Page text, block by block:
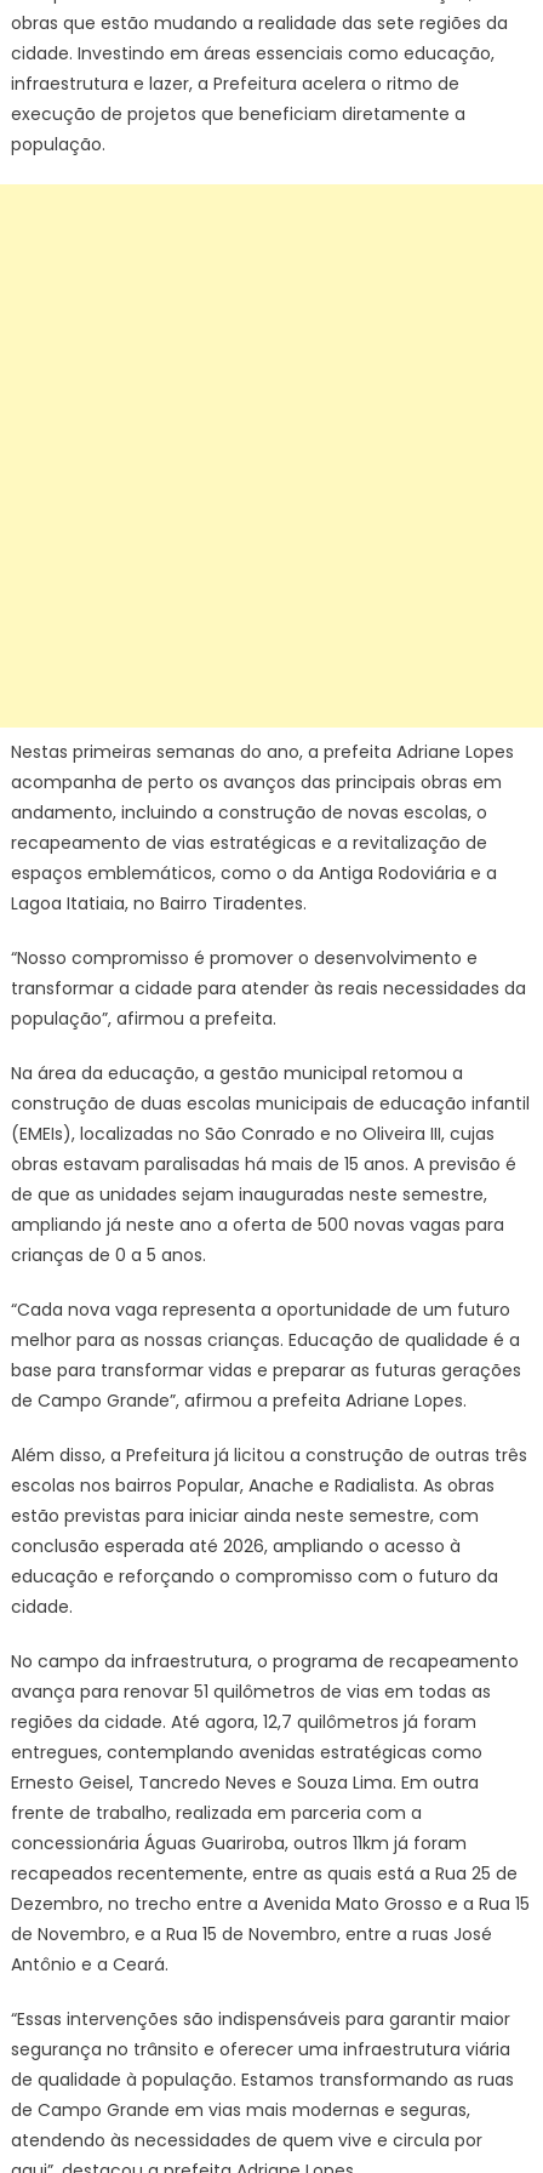
obras que estão mudando a realidade das sete regiões da
cidade. Investindo em áreas essenciais como educação,
infraestrutura e lazer, a Prefeitura acelera o ritmo de
execução de projetos que beneficiam diretamente a
população.
Nestas primeiras semanas do ano, a prefeita Adriane Lopes
acompanha de perto os avanços das principais obras em
andamento, incluindo a construção de novas escolas, o
recapeamento de vias estratégicas e a revitalização de
espaços emblemáticos, como o da Antiga Rodoviária e a
Lagoa Itatiaia, no Bairro Tiradentes.
“Nosso compromisso é promover o desenvolvimento e
transformar a cidade para atender às reais necessidades da
população”, afirmou a prefeita.
Na área da educação, a gestão municipal retomou a
construção de duas escolas municipais de educação infantil
(EMEIs), localizadas no São Conrado e no Oliveira III, cujas
obras estavam paralisadas há mais de 15 anos. A previsão é
de que as unidades sejam inauguradas neste semestre,
ampliando já neste ano a oferta de 500 novas vagas para
crianças de 0 a 5 anos.
“Cada nova vaga representa a oportunidade de um futuro
melhor para as nossas crianças. Educação de qualidade é a
base para transformar vidas e preparar as futuras gerações
de Campo Grande”, afirmou a prefeita Adriane Lopes.
Além disso, a Prefeitura já licitou a construção de outras três
escolas nos bairros Popular, Anache e Radialista. As obras
estão previstas para iniciar ainda neste semestre, com
conclusão esperada até 2026, ampliando o acesso à
educação e reforçando o compromisso com o futuro da
cidade.
No campo da infraestrutura, o programa de recapeamento
avança para renovar 51 quilômetros de vias em todas as
regiões da cidade. Até agora, 12,7 quilômetros já foram
entregues, contemplando avenidas estratégicas como
Ernesto Geisel, Tancredo Neves e Souza Lima. Em outra
frente de trabalho, realizada em parceria com a
concessionária Águas Guariroba, outros 11km já foram
recapeados recentemente, entre as quais está a Rua 25 de
Dezembro, no trecho entre a Avenida Mato Grosso e a Rua 15
de Novembro, e a Rua 15 de Novembro, entre a ruas José
Antônio e a Ceará.
“Essas intervenções são indispensáveis para garantir maior
segurança no trânsito e oferecer uma infraestrutura viária
de qualidade à população. Estamos transformando as ruas
de Campo Grande em vias mais modernas e seguras,
atendendo às necessidades de quem vive e circula por